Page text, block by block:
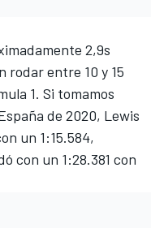
2,9s
rodar entre 10 y 15
1. Si tomamos
de 2020, Lewis
un 1:15.584,
con un 1:28.381 con